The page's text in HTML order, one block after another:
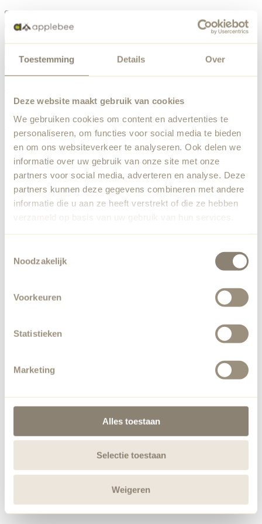
Toestemming Details Over
Deze website maakt gebruik van cookies
We gebruiken cookies om content en advertenties te
personaliseren, om functies voor social media te bieden
en om ons websiteverkeer te analyseren. Ook delen we
informatie over uw gebruik van onze site met onze
partners voor social media, adverteren en analyse. Deze
partners kunnen deze gegevens combineren met andere
informatie die u aan ze heeft verstrekt of die ze hebben
verzameld op basis van uw gebruik van hun services.
Noodzakelijk
Voorkeuren
Statistieken
Marketing
Alles toestaan
Selectie toestaan
Weigeren
Something went wrong
been notified.
Back to home